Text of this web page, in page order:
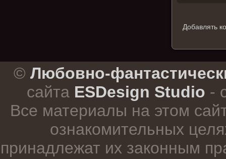
Добавлять
© Любовно-
сайта ESDesign Studio -
Все материалы на этом
ознакомительных
принадлежат их законным